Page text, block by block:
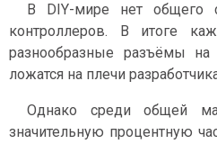
В DIY-мире нет общего
контроллеров. В итоге
разнообразные разъёмы
ложатся на плечи
Однако среди общей
значительную процентную